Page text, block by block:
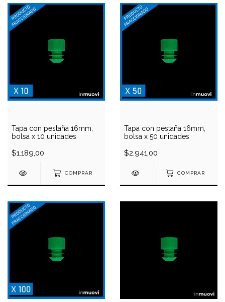
Tapa con pestaña 16mm,
bolsa x 10 unidades
$1.189,00
COMPRAR
Tapa con pestaña 16mm,
bolsa x 50 unidades
$2.941,00
COMPRAR